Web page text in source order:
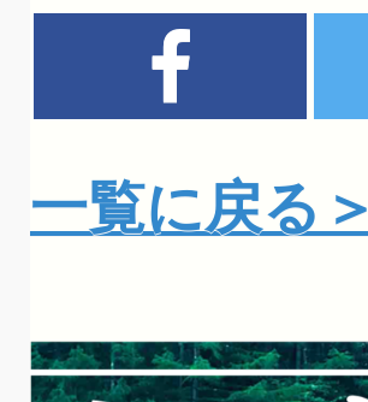
一覧に戻る＞